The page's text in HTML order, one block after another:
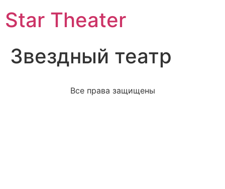
Star Theater
Звездный театр
Все права защищены